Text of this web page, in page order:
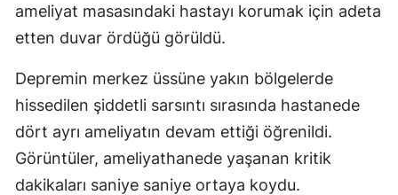
ameliyat masasındaki hastayı korumak için adeta
etten duvar ördüğü görüldü.
Depremin merkez üssüne yakın bölgelerde
hissedilen şiddetli sarsıntı sırasında hastanede
dört ayrı ameliyatın devam ettiği öğrenildi.
Görüntüler, ameliyathanede yaşanan kritik
dakikaları saniye saniye ortaya koydu.